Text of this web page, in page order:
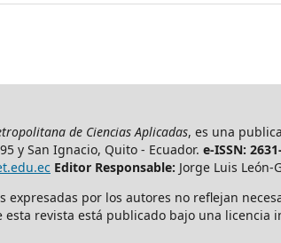
de Ciencias Aplicadas, es una
y San Ignacio, Quito - Ecuador. e-ISSN:
Editor Responsable: Jorge Luis León-
expresadas por los autores no reflejan
esta revista está publicado bajo una licencia